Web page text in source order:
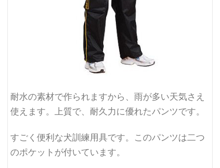
耐水の素材で作られますから、雨が多い天気さえ
使えます。上質で、耐久力に優れたパンツです。
すごく便利な犬訓練用具です。このパンツは二つ
のポケットが付いています。